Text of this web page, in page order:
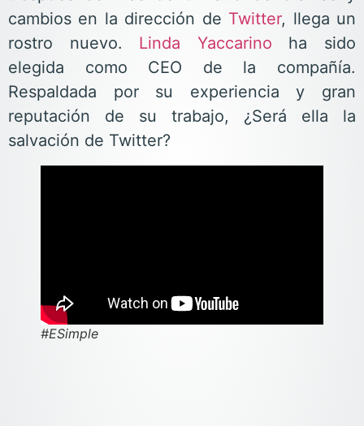
cambios en la dirección de Twitter, llega un
rostro nuevo. Linda Yaccarino ha sido
elegida como CEO de la compañía.
Respaldada por su experiencia y gran
reputación de su trabajo, ¿Será ella la
salvación de Twitter?
#ESimple